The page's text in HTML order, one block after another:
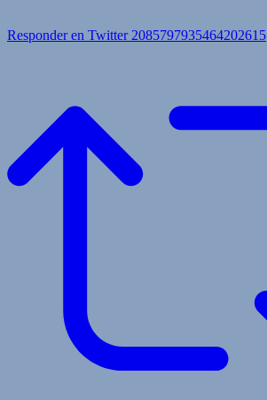
Responder en Twitter 2085797935464202615